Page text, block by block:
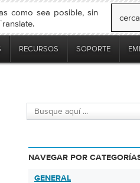
como sea posible, sin
cerca
RECURSOS SOPORTE
NAVEGAR POR
GENERAL